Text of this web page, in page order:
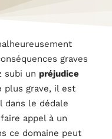
graves
subi un préjudice
plus grave, il est
dans le dédale
appel à un
ce domaine peut